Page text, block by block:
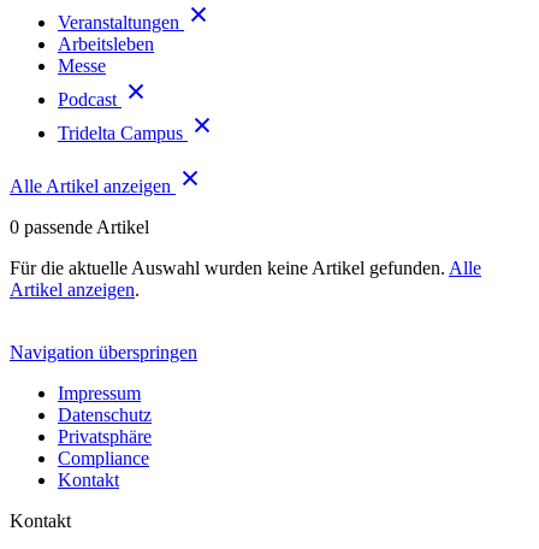
Veranstaltungen
Arbeitsleben
Messe
Podcast
Tridelta Campus
Alle Artikel anzeigen
0 passende Artikel
Für die aktuelle Auswahl wurden keine Artikel gefunden. Alle
Artikel anzeigen.
Navigation überspringen
Impressum
Datenschutz
Privatsphäre
Compliance
Kontakt
Kontakt